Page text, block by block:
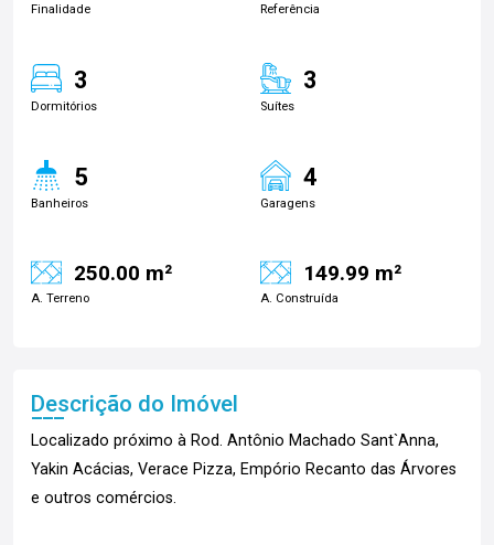
Finalidade Referência
3
Dormitórios
3
Suítes
5
Banheiros
4
Garagens
250.00 m²
A. Terreno
149.99 m²
A. Construída
Descrição do Imóvel
Localizado próximo à Rod. Antônio Machado Sant`Anna,
Yakin Acácias, Verace Pizza, Empório Recanto das Árvores
e outros comércios.